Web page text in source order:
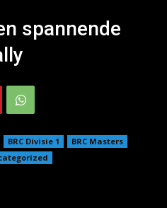
spannende
BRC Divisie 1
BRC Masters